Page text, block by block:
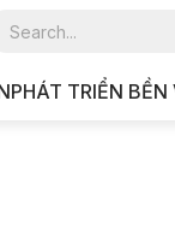
PHÁT TRIỂN BỀN